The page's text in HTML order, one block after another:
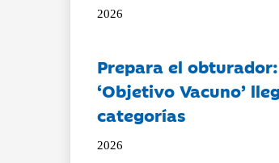
2026
Prepara el
‘Objetivo Vacuno’
categorías
2026